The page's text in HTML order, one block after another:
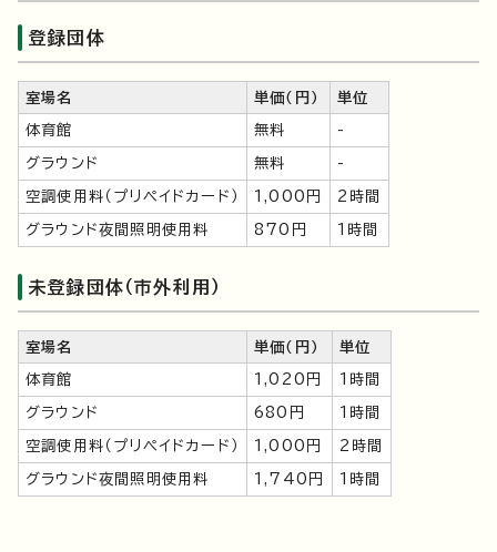
登録団体
室場名 単価（円） 単位
体育館 無料 -
グラウンド 無料 -
空調使用料（プリペイドカード） 1,000円 2時間
グラウンド夜間照明使用料 870円 1時間
未登録団体（市外利用）
室場名 単価（円） 単位
体育館 1,020円 1時間
グラウンド 680円 1時間
空調使用料（プリペイドカード） 1,000円 2時間
グラウンド夜間照明使用料 1,740円 1時間